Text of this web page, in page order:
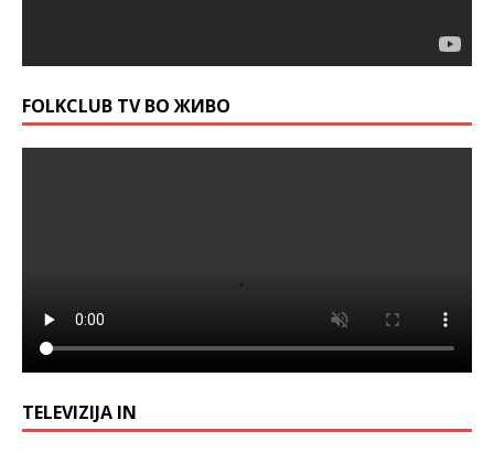
FOLKCLUB TV ВО ЖИВО
TELEVIZIJA IN